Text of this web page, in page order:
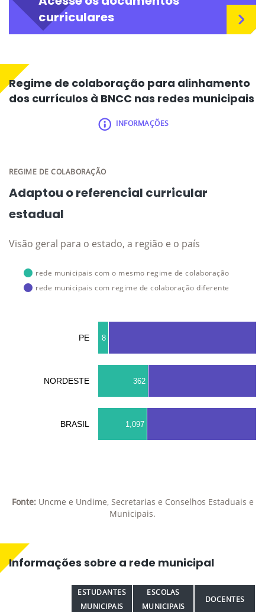
curriculares
Regime de colaboração para alinhamento
dos currículos à BNCC nas redes municipais
INFORMAÇÕES
REGIME DE COLABORAÇÃO
Adaptou o referencial curricular
estadual
Visão geral para o estado, a região e o país
rede municipais com o mesmo regime de colaboração
rede municipais com regime de colaboração diferente
PE
NORDESTE
BRASIL
8
362
1,097
Fonte:Uncme e Undime, Secretarias e Conselhos Estaduais e
Municipais.
Informações sobre a rede municipal
ESTUDANTES
MUNICIPAIS
ESCOLAS
MUNICIPAIS
DOCENTES